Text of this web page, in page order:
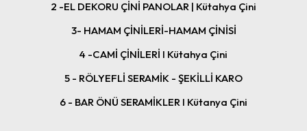
2 -EL DEKORU ÇİNİ PANOLAR | Kütahya Çini
3- HAMAM ÇİNİLERİ-HAMAM ÇİNİSİ
4 -CAMİ ÇİNİLERİ I Kütahya Çini
5 - RÖLYEFLİ SERAMİK - ŞEKİLLİ KARO
6 - BAR ÖNÜ SERAMİKLER I Kütanya Çini